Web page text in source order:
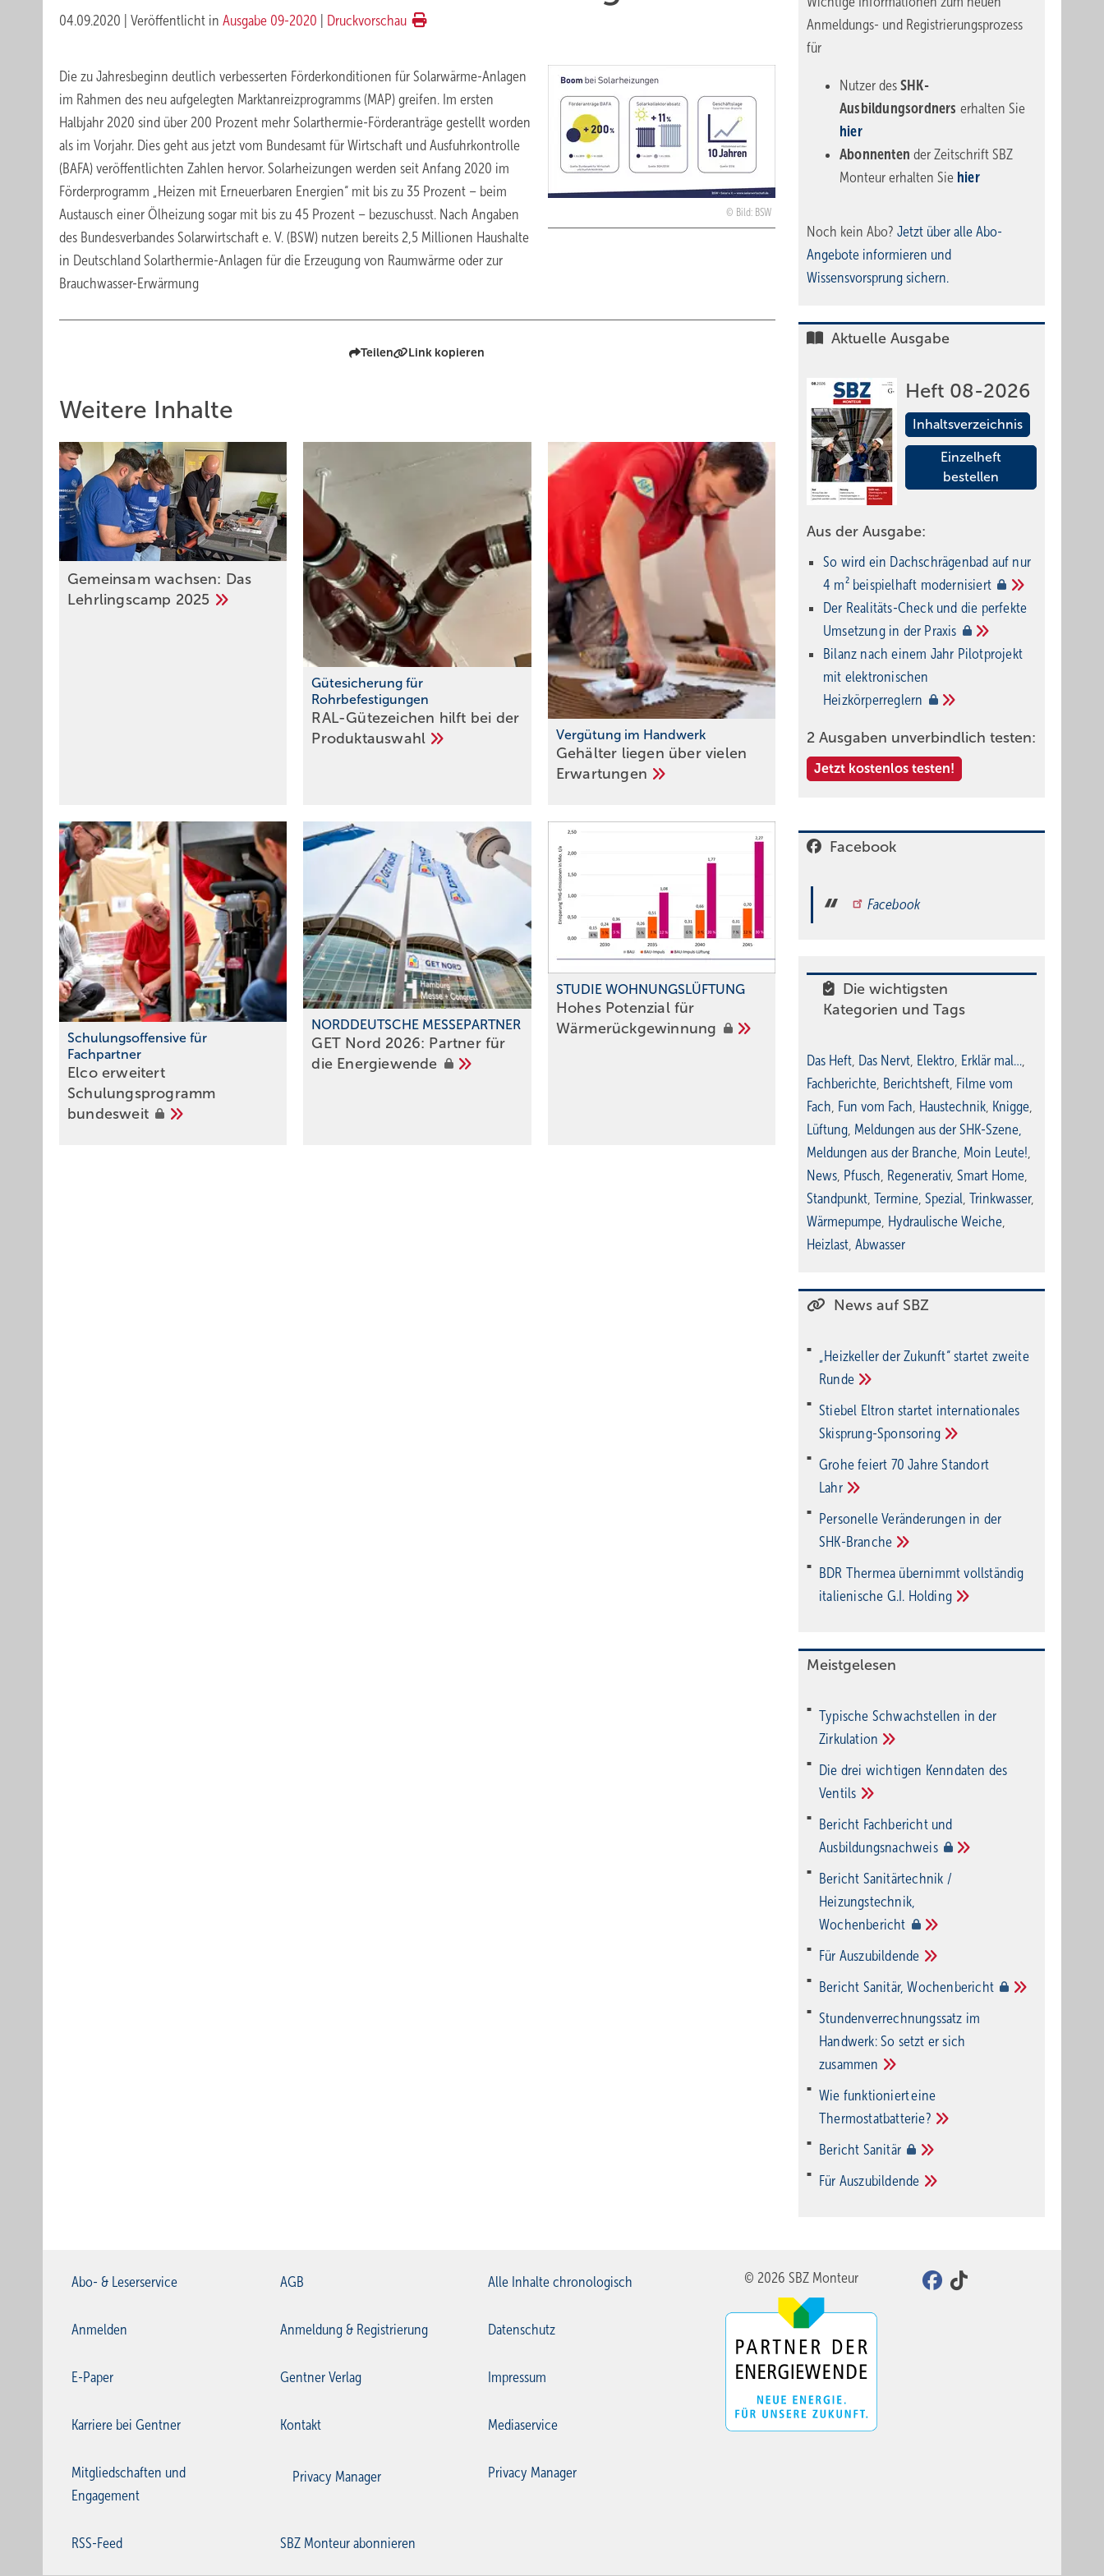
04.09.2020 Veröffentlicht in Ausgabe 09-2020 Druckvorschau
Bild: BSW
Die zu Jahresbeginn deutlich verbesserten Förderkonditionen für Solarwärme-Anlagen
im Rahmen des neu aufgelegten Marktanreizprogramms (MAP) greifen. Im ersten
Halbjahr 2020 sind über 200 Prozent mehr Solarthermie-Förderanträge gestellt worden
als im Vorjahr. Dies geht aus jetzt vom Bundesamt für Wirtschaft und Ausfuhrkontrolle
(BAFA) veröffentlichten Zahlen hervor. Solarheizungen werden seit Anfang 2020 im
Förderprogramm „Heizen mit Erneuerbaren Energien“ mit bis zu 35 Prozent – beim
Austausch einer Ölheizung sogar mit bis zu 45 Prozent – bezuschusst. Nach Angaben
des Bundesverbandes Solarwirtschaft e. V. (BSW) nutzen bereits 2,5 Millionen Haushalte
in Deutschland Solarthermie-Anlagen für die Erzeugung von Raumwärme oder zur
Brauchwasser-Erwärmung
Teilen Link kopieren
Weitere Inhalte
Gemein sam wachsen: Das
Lehrlingscamp 2025
Gütesicherung für
Rohrbefestigungen
RAL-Gütezeichen hilft bei der
Produktauswahl
Vergütung im Handwerk
Gehälter liegen über vielen
Erwartungen
Schulungsoffensive für
Fachpartner
Elco erweitert
Schulungsprogramm
bundesweit
NORDDEUTSCHE MESSEPARTNER
GET Nord 2026: Partner f ür
die Energiewende
STUDIE WOHNUNGSLÜFTUNG
Hohes Potenzial für
Wärme rückgewinnung
Anmeldungs- und Registrierungsprozess
für
Nutzer des SHK-
Ausbildungsordners erhalten Sie
hier
Abonnentender Zeitschrift SBZ
Monteur erhalten Sie hier
Noch kein Abo? Jetzt über alle Abo-
Angebote informieren und
Wissensvorsprung sichern.
Aktuelle Ausgabe
Heft 08-2026
Inhaltsverzeichnis
Einzelheft
bestellen
Aus der Ausgabe:
So wird ein Dach­schrägenbad auf nur
4 m² beispielhaft modernisiert
Der Realitäts-Check und die perfekte
Umsetzung in der Praxis
Bilanz nach einem Jahr Pilotprojekt
mit elektronischen
Heizkörperreglern
2 Ausgaben unverbindlich testen:
Jetzt kostenlos testen!
Facebook
Facebook
Die wichtigsten
Kategorien und Tags
Das Heft, Das Nervt, Elektro, Erklär mal…,
Fachberichte, Berichtsheft, Filme vom
Fach, Fun vom Fach, Haustechnik, Knigge,
Lüftung, Meldungen aus der SHK-Szene,
Meldungen aus der Branche, Moin Leute!,
News, Pfusch, Regenerativ, Smart Home,
Standpunkt, Termine, Spezial, Trinkwasser,
Wärmepumpe, Hydraulische Weiche,
Heizlast, Abwasser
News auf SBZ
„Heizkeller der Zu­kunft“ star­tet zwei­te
Run­de
Stiebel Eltron startet internatio­nales
Ski­sprung-Spon­soring
Grohe feiert 70 Jahre Standort
Lahr
Personelle Veränderungen in der
SHK-Branche
BDR Thermea übernimmt vollständig
italienische G.I. Holding
Meistgelesen
Typische Schwachstellen in der
Zirkulation
Die drei wichtigen Kenndaten des
Ventils
Bericht Fachbericht und
Ausbildungsnachweis
Bericht Sanitärtechnik /
Heizungstechnik,
Wochenbericht
Für Auszubildende
Bericht Sanitär,Wochenbericht
Stundenverrechnungssatz im
Handwerk: So setzt er sich
zusammen
Wie funktioniert eine
Thermostatbatterie?
Bericht Sanitär
Für Auszubildende
Abo- & Leserservice AGB Alle Inhalte chronologisch
Anmelden Anmeldung & Registrierung Datenschutz
E-Paper Gentner Verlag Impressum
Karriere bei Gentner Kontakt Mediaservice
Mitgliedschaften und
Engagement
Privacy Manager Privacy Manager
RSS-Feed SBZ Monteur abonnieren
© 2026 SBZ Monteur